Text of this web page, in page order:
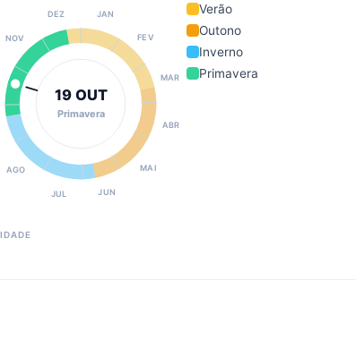
JAN
FEV
MAR
ABR
MAI
JUN
JUL
AGO
NOV
DEZ
19 OUT
Primavera
Verão
Outono
Inverno
Primavera